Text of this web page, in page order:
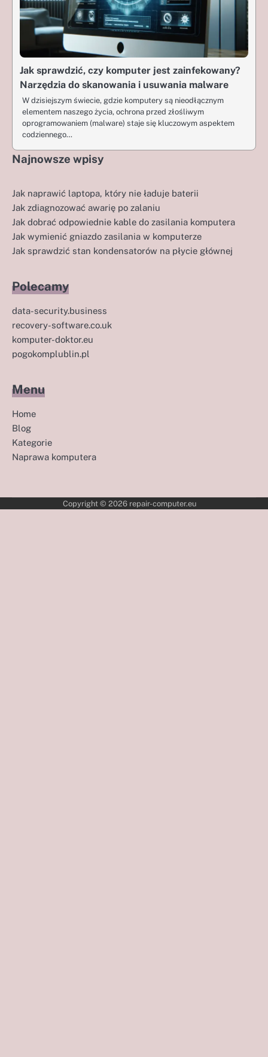
Jak sprawdzić, czy komputer jest zainfekowany?
Narzędzia do skanowania i usuwania malware
W dzisiejszym świecie, gdzie komputery są nieodłącznym
elementem naszego życia, ochrona przed złośliwym
oprogramowaniem (malware) staje się kluczowym aspektem
codziennego…
Najnowsze wpisy
Jak naprawić laptopa, który nie ładuje baterii
Jak zdiagnozować awarię po zalaniu
Jak dobrać odpowiednie kable do zasilania komputera
Jak wymienić gniazdo zasilania w komputerze
Jak sprawdzić stan kondensatorów na płycie głównej
Polecamy
data-security.business
recovery-software.co.uk
komputer-doktor.eu
pogokomplublin.pl
Menu
Home
Blog
Kategorie
Naprawa komputera
Copyright © 2026 repair-computer.eu